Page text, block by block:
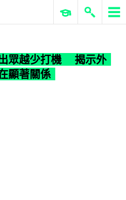
ERP 與商業 AI
眾越少打機 揭示外
顯著關係